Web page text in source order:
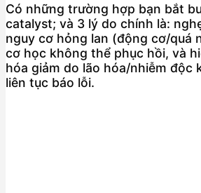
Có những trường hợp bạn bắt
catalyst; và 3 lý do chính là:
nguy cơ hỏng lan (động cơ/quá
cơ học không thể phục hồi, và
hóa giảm do lão hóa/nhiễm độc
liên tục báo lỗi.